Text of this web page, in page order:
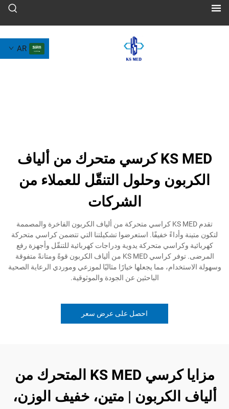
KS MED كرسي متحرك من ألياف
وحلول التنقّل للعملاء من
الشركات
تقدم KS MED كراسي متحركة من ألياف الكربون الفاخرة والمصممة
وأداءً خفيفًا. استعرضوا تشكيلتنا التي تتضمن كراسي متحركة
متحركة يدوية ودراجات كهربائية للتنقّل وأجهزة رفع
المرضى. توفر كراسي KS MED من ألياف الكربون قوةً ومتانةً متفوقة
مما يجعلها خيارًا مثاليًا لموزعي وموردي الرعاية الصحية
الباحثين عن الجودة والموثوقية.
احصل على عرض سعر
مزايا كرسي KS MED المتحرك من
الكربون | متين، خفيف الوزن،